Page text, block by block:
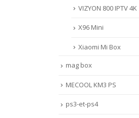
VIZYON 800 IPTV 4K
X96 Mini
Xiaomi Mi Box
mag box
MECOOL KM3 PS
ps3-et-ps4